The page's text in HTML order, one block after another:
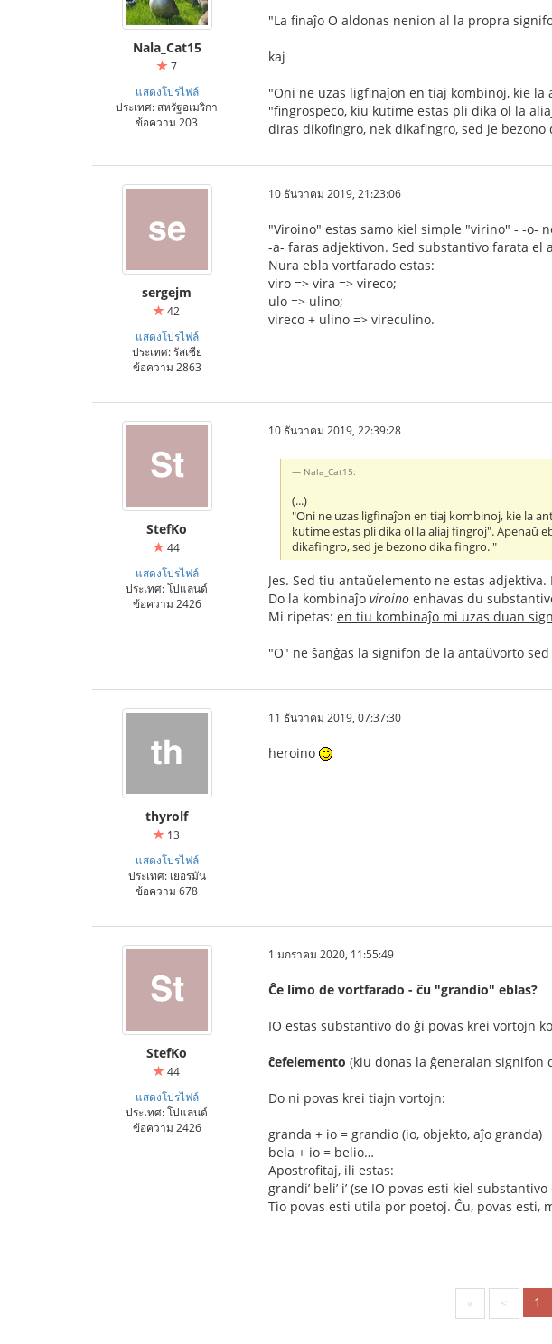
Nala_Cat15
7
แสดงโปรไฟล์
ประเทศ: สหรัฐอเมริกา
ข้อความ 203
"La finaĵo O aldonas nenion al la propra
kaj
"Oni ne uzas ligfinaĵon en tiaj kombinoj, kie
"fingrospeco, kiu kutime estas pli dika ol la
diras dikofingro, nek dikafingro, sed je bezono
sergejm
42
แสดงโปรไฟล์
ประเทศ: รัสเซีย
ข้อความ 2863
10 ธันวาคม 2019, 21:23:06
"Viroino" estas samo kiel simple "virino" - -o-
-a- faras adjektivon. Sed substantivo farata el
Nura ebla vortfarado estas:
viro => vira => vireco;
ulo => ulino;
vireco + ulino => vireculino.
StefKo
44
แสดงโปรไฟล์
ประเทศ: โปแลนด์
ข้อความ 2426
10 ธันวาคม 2019, 22:39:28
Nala_Cat15:
(...)
"Oni ne uzas ligfinaĵon en tiaj kombinoj, kie la
kutime estas pli dika ol la aliaj fingroj". Apenaŭ
dikafingro, sed je bezono dika fingro. "
Jes. Sed tiu antaŭelemento ne estas adjektiva.
Do la kombinaĵo viroino enhavas du
Mi ripetas: en tiu kombinaĵo mi uzas duan
"O" ne ŝanĝas la signifon de la antaŭvorto
thyrolf
13
แสดงโปรไฟล์
ประเทศ: เยอรมัน
ข้อความ 678
11 ธันวาคม 2019, 07:37:30
heroino
StefKo
44
แสดงโปรไฟล์
ประเทศ: โปแลนด์
ข้อความ 2426
1 มกราคม 2020, 11:55:49
Ĉe limo de vortfarado - ĉu "grandio" eblas?
IO estas substantivo do ĝi povas krei vortojn
ĉefelemento (kiu donas la ĝeneralan signifon
Do ni povas krei tiajn vortojn:
granda + io = grandio (io, objekto, aĵo granda)
bela + io = belio…
Apostrofitaj, ili estas:
grandi’ beli’ i’ (se IO povas esti kiel
Tio povas esti utila por poetoj. Ĉu, povas esti,
« < 1